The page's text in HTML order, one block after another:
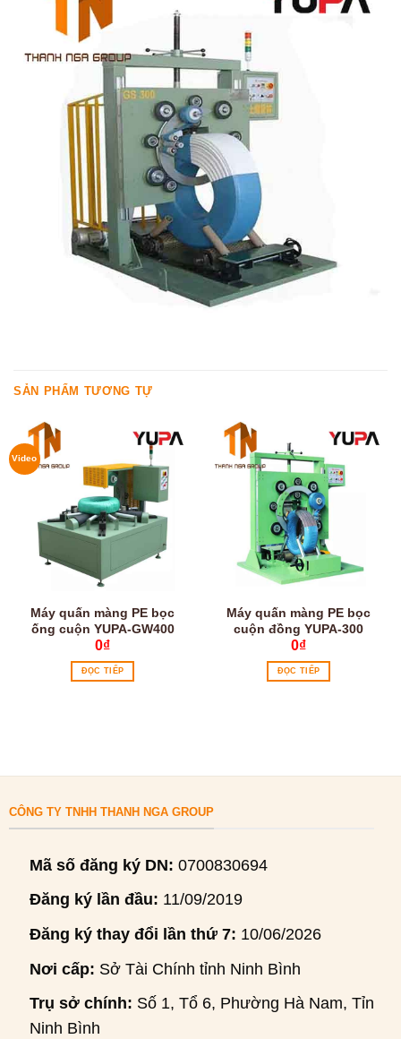
SẢN PHẨM TƯƠNG TỰ
Video
Máy quấn màng PE bọc
ống cuộn YUPA-GW400
0₫
ĐỌC TIẾP
Máy quấn màng PE bọc
cuộn đồng YUPA-300
0₫
ĐỌC TIẾP
CÔNG TY TNHH THANH NGA GROUP
Mã số đăng ký DN: 0700830694
Đăng ký lần đầu: 11/09/2019
Đăng ký thay đổi lần thứ 7: 10/06/2026
Nơi cấp: Sở Tài Chính tỉnh Ninh Bình
Trụ sở chính: Số 1, Tổ 6, Phường Hà Nam, Tỉnh
Ninh Bình